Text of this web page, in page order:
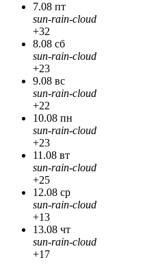
7.08 пт
sun-rain-cloud
+32
8.08 сб
sun-rain-cloud
+23
9.08 вс
sun-rain-cloud
+22
10.08 пн
sun-rain-cloud
+23
11.08 вт
sun-rain-cloud
+25
12.08 ср
sun-rain-cloud
+13
13.08 чт
sun-rain-cloud
+17